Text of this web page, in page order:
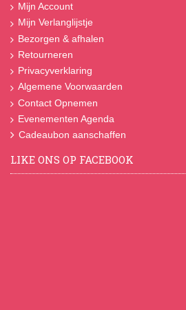
Mijn Account
Mijn Verlanglijstje
Bezorgen & afhalen
Retourneren
Privacyverklaring
Algemene Voorwaarden
Contact Opnemen
Evenementen Agenda
Cadeaubon aanschaffen
LIKE ONS OP FACEBOOK